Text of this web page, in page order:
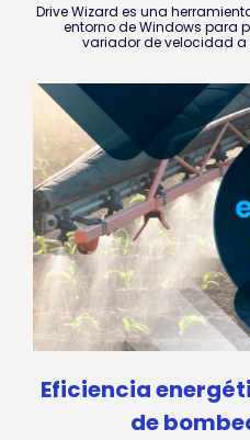
Drive Wizard es una
entorno de Windows para
variador de velocidad
Eficiencia
de